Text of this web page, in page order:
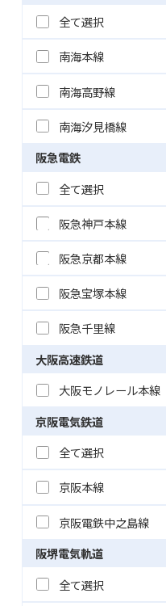
全て選択
南海本線
南海高野線
南海汐見橋線
阪急電鉄
全て選択
阪急神戸本線
阪急京都本線
阪急宝塚本線
阪急千里線
大阪高速鉄道
大阪モノレール本線
京阪電気鉄道
全て選択
京阪本線
京阪電鉄中之島線
阪堺電気軌道
全て選択